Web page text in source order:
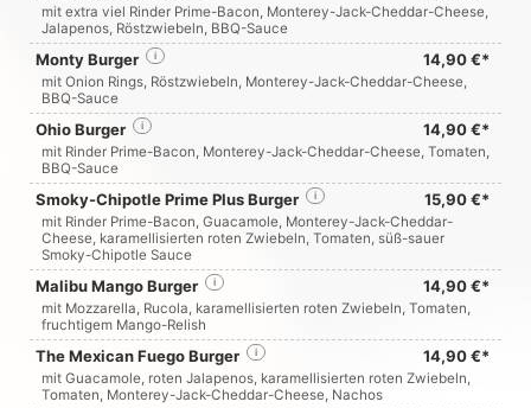
mit extra viel Rinder Prime-Bacon, Monterey-Jack-Cheddar-Cheese,
Jalapenos, Röstzwiebeln, BBQ-Sauce
Monty Burger 14,90 €*
i
mit Onion Rings, Röstzwiebeln, Monterey-Jack-Cheddar-Cheese,
BBQ-Sauce
Ohio Burger 14,90 €*
i
mit Rinder Prime-Bacon, Monterey-Jack-Cheddar-Cheese, Tomaten,
BBQ-Sauce
Smoky-Chipotle Prime Plus Burger 15,90 €*
i
mit Rinder Prime-Bacon, Guacamole, Monterey-Jack-Cheddar-
Cheese, karamellisierten roten Zwiebeln, Tomaten, süß-sauer
Smoky-Chipotle Sauce
Malibu Mango Burger 14,90 €*
i
mit Mozzarella, Rucola, karamellisierten roten Zwiebeln, Tomaten,
fruchtigem Mango-Relish
The Mexican Fuego Burger 14,90 €*
i
mit Guacamole, roten Jalapenos, karamellisierten roten Zwiebeln,
Tomaten, Monterey-Jack-Cheddar-Cheese, Nachos